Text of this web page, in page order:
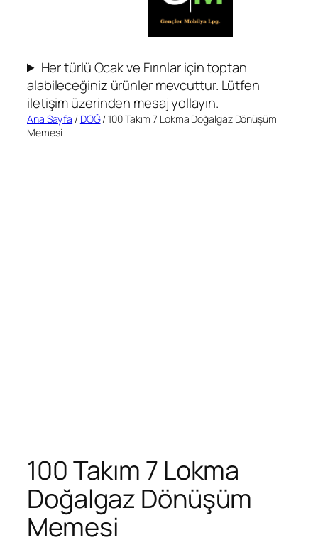
Her türlü Ocak ve Fırınlar için toptan
alabileceğiniz ürünler mevcuttur. Lütfen
iletişim üzerinden mesaj yollayın.
Ana Sayfa / DOĞ/ 100 Takım 7 Lokma Doğalgaz Dönüşüm
Memesi
100 Takım 7 Lokma
Doğalgaz Dönüşüm
Memesi